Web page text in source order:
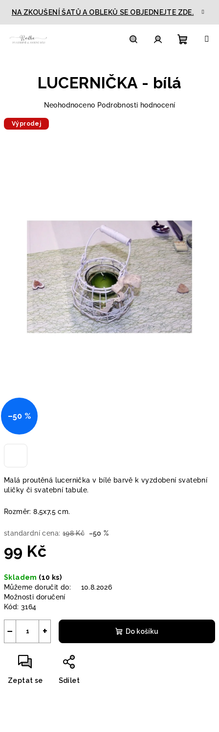
obsah
NA ZKOUŠENÍ ŠATŮ A OBLEKŮ SE OBJEDNEJTE ZDE.
Malá proutěná lucernička v bílé barvě k vyzdobení svatební
uličky či svatební tabule.
Rozměr: 8,5x7,5 cm.
standardní cena: 198 Kč –50 %
99 Kč
cena:
Skladem (10 ks)
Můžeme doručit do:
10.8.2026
Možnosti doručení
Kód: 3164
+
− Do košíku
Zeptat se Sdílet
LUCERNIČKA - bílá
Průměrné
Neohodnoceno Podrobnosti hodnocení
Výprodej
–50 %